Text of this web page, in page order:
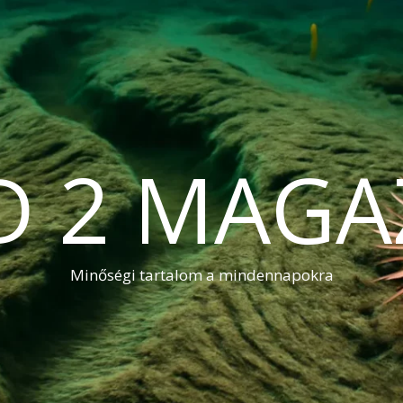
2
Minőségi tartalom a mindennapokra